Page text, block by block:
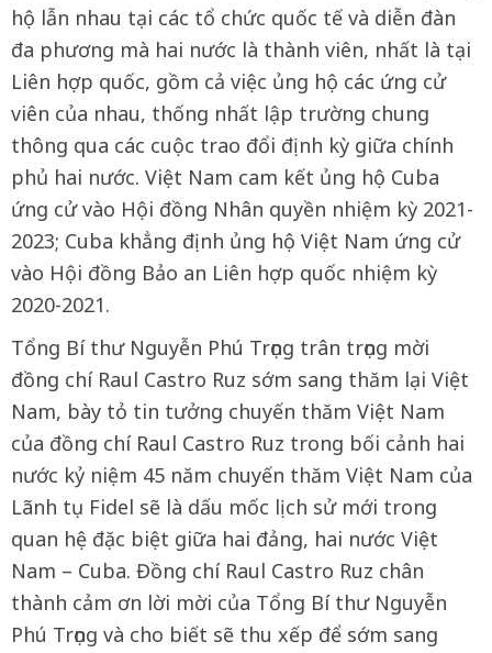
hộ lẫn nhau tại các tổ chức quốc tế và diễn đàn
đa phương mà hai nước là thành viên, nhất là tại
Liên hợp quốc, gồm cả việc ủng hộ các ứng cử
viên của nhau, thống nhất lập trường chung
thông qua các cuộc trao đổi định kỳ giữa chính
phủ hai nước. Việt Nam cam kết ủng hộ Cuba
ứng cử vào Hội đồng Nhân quyền nhiệm kỳ 2021-
2023; Cuba khẳng định ủng hộ Việt Nam ứng cử
vào Hội đồng Bảo an Liên hợp quốc nhiệm kỳ
2020-2021.
Tổng Bí thư Nguyễn Phú Trọng trân trọng mời
đồng chí Raul Castro Ruz sớm sang thăm lại Việt
Nam, bày tỏ tin tưởng chuyến thăm Việt Nam
của đồng chí Raul Castro Ruz trong bối cảnh hai
nước kỷ niệm 45 năm chuyến thăm Việt Nam của
Lãnh tụ Fidel sẽ là dấu mốc lịch sử mới trong
quan hệ đặc biệt giữa hai đảng, hai nước Việt
Nam – Cuba. Đồng chí Raul Castro Ruz chân
thành cảm ơn lời mời của Tổng Bí thư Nguyễn
Phú Trọng và cho biết sẽ thu xếp để sớm sang